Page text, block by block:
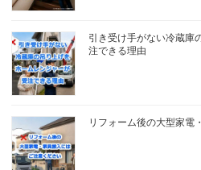
引き受け手がない冷蔵庫
注できる理由
リフォーム後の大型家電